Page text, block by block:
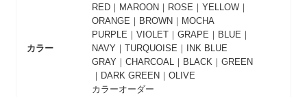
カラー
RED｜MAROON｜ROSE｜YELLOW｜
ORANGE｜BROWN｜MOCHA
PURPLE｜VIOLET｜GRAPE｜BLUE｜
NAVY｜TURQUOISE｜INK BLUE
GRAY｜CHARCOAL｜BLACK｜GREEN
｜DARK GREEN｜OLIVE
カラーオーダー